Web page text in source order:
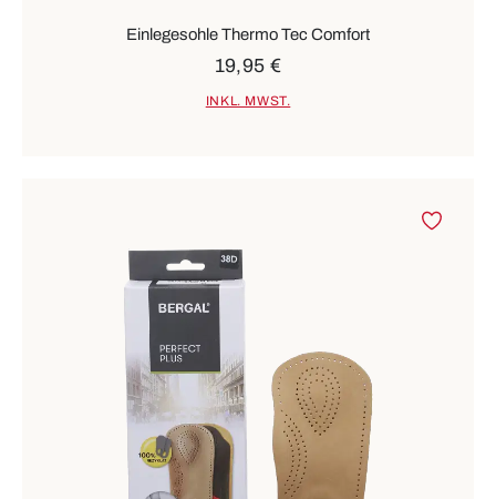
Einlegesohle Thermo Tec Comfort
19,95 €
INKL. MWST.